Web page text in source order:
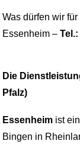
Was dürfen wir
Essenheim –
Die
Pfalz)
Essenheim ist
Bingen in